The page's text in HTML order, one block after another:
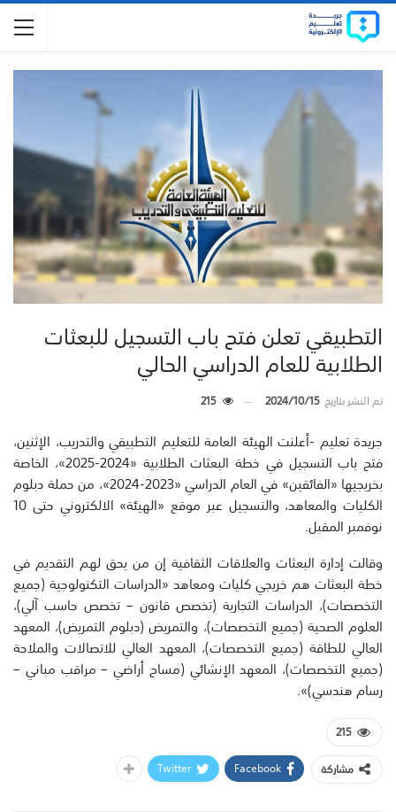
التطبيقي تعلن فتح باب التسجيل للبعثات
الطلابية للعام الدراسي الحالي
تم النشر بتاريخ2024/10/15
215
جريدة تعليم -أعلنت الهيئة العامة للتعليم التطبيقي والتدريب، الإثنين،
فتح باب التسجيل في خطة البعثات الطلابية «2024-2025»، الخاصة
بخريجيها «الفائقين» في العام الدراسي «2023-2024»، من حملة دبلوم
الكليات والمعاهد، والتسجيل عبر موقع «الهيئة» الالكتروني حتى 10
نوفمبر المقبل.
وقالت إدارة البعثات والعلاقات الثقافية إن من يحق لهم التقديم في
خطة البعثات هم خريجي كليات ومعاهد «الدراسات التكنولوجية (جميع
التخصصات)، الدراسات التجارية (تخصص قانون – تخصص حاسب آلي)،
العلوم الصحية (جميع التخصصات)، والتمريض (دبلوم التمريض)، المعهد
العالي للطاقة (جميع التخصصات)، المعهد العالي للاتصالات والملاحة
(جميع التخصصات)، المعهد الإنشائي (مساح أراضي – مراقب مباني –
رسام هندسي)».
215
مشاركة
Facebook
Twitter